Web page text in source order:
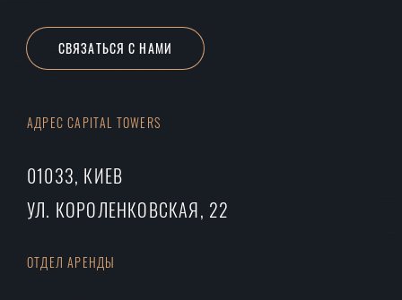
СВЯЗАТЬСЯ С НАМИ
АДРЕС CAPITAL TOWERS
01033, КИЕВ
УЛ. КОРОЛЕНКОВСКАЯ, 22
ОТДЕЛ АРЕНДЫ